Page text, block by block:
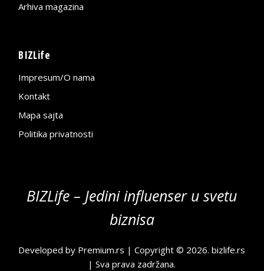
Arhiva magazina
BIZLife
Impresum/O nama
Kontakt
Mapa sajta
Politika privatnosti
BIZLife – Jedini influenser u svetu
biznisa
Developed by Premium.rs | Copyright © 2026.bizlife.rs
| Sva prava zadržana.